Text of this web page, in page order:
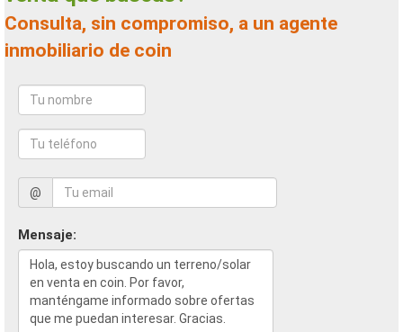
Consulta, sin compromiso, a un agente
inmobiliario de coin
@
Mensaje: